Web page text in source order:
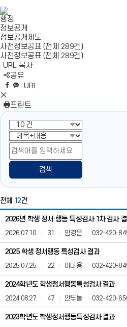
행정
정보공개
정보공개제도
사전정보공표 (전체 289건)
사전정보공표 (전체 289건)
URL 복사
공유
N
영
역
펼
치
기
네
이
버
밴
엑
스
공
유
페
스
북
공
유
카
오
톡
공
유
URL
S
N
S
영
역
닫
기
프린트
검색
전체 12건
학
생
정
서
행
특
검
사
통
계
2026년 학생 정서·행동 특성검사 1차 검사 결
2026.07.10. 31 임경은 032-420-
2025 학생 정서행동 특성검사 결과
2025.07.25. 22 이대용 032-420-
2024학년도 학생정서행동특성검사 결과
2024.08.27. 47 안두놀 032-420-
2023학년도 학생정서행동특성검사 결과